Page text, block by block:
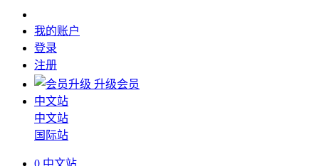
我的账户
登录
注册
升级会员
中文站
中文站
国际站